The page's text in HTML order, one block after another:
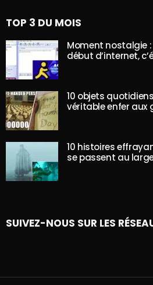
TOP 3 DU MOIS
Moment nostalgie
début d’internet,
10 objets
véritable enfer aux
10 histoires
se passent au
SUIVEZ-NOUS SUR LES